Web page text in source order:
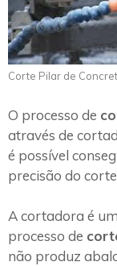
Corte Pilar de
O processo de
através de
é possível
precisão do
A cortadora é
processo de
não produz